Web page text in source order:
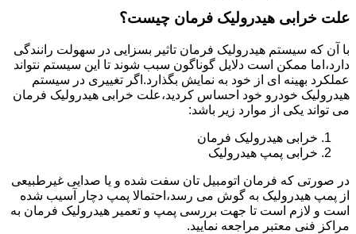
علت خرابی هیدرولیک فرمان چیست؟
با آن که سیستم هیدرولیک فرمان تاثیر بسزایی در سهولت رانندگی
دارد،اما ممکن است دلایل گوناگون سبب شوند تا این سیستم نتواند
عملکرد بهینه ای از خود به نمایش بگذارد.اگر تغییری در سیستم
هیدرولیک خودرو خود احساس کردید،علت خرابی هیدرولیک فرمان
می تواند یکی از موارد زیر باشد:
خرابی هیدرولیک فرمان
خرابی پمپ هیدرولیک
در صورتی که فرمان اتومبیل تان سفت شده و یا صدایی غیرطبیعی
از پمپ هیدرولیک به گوش می رسد،احتمالا پمپ دچار آسیب شده
است و لازم است تا جهت بررسی پمپ و تعمیر هیدرولیک فرمان به
مراکز فنی معتبر مراجعه نمایید.